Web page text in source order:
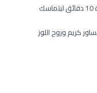
كريم وروح اللوز